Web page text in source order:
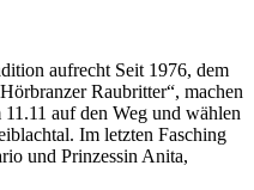
aufrecht Seit 1976, dem
Raubritter“, machen
auf den Weg und wählen
Im letzten Fasching
und Prinzessin Anita,